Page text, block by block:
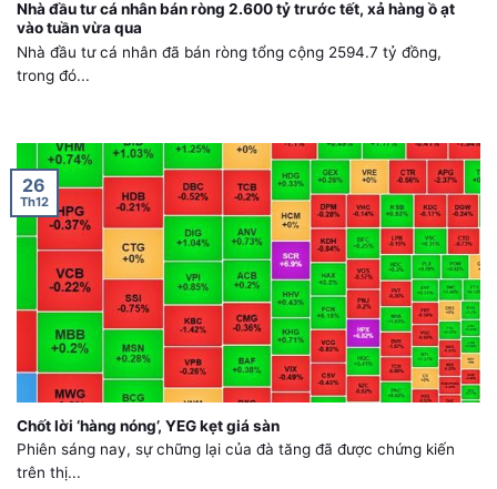
Nhà đầu tư cá nhân bán ròng 2.600 tỷ trước tết, xả hàng ồ ạt
vào tuần vừa qua
Nhà đầu tư cá nhân đã bán ròng tổng cộng 2594.7 tỷ đồng,
trong đó...
Chốt lời ‘hàng nóng’, YEG kẹt giá sàn
Phiên sáng nay, sự chững lại của đà tăng đã được chứng kiến
trên thị...
26
Th12